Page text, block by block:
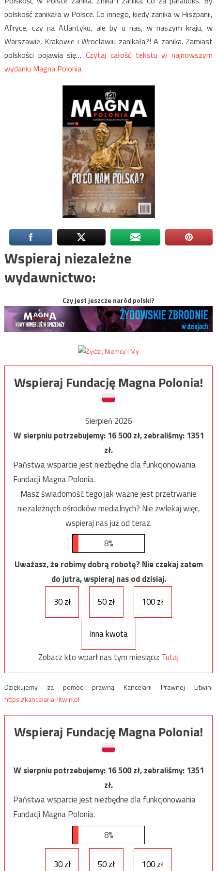
polskość zanikała w Polsce. Co innego, kiedy zanika w Hiszpanii,
Afryce, czy na Atlantyku, ale by u nas, w naszym kraju, w
Warszawie, Krakowie i Wrocławiu zanikała?! A zanika. Zamiast
polskości pojawia się…Czytaj całość tekstu w najnowszym
wydaniu Magna Polonia
Wspieraj niezależne
wydawnictwo:
Czy jest jeszcze naród polski?
Wspieraj Fundację Magna Polonia!
Sierpień 2026
W sierpniu potrzebujemy:16 500zł, zebraliśmy:1351
zł.
Państwa wsparcie jest niezbędne dla funkcjonowania
Fundacji Magna Polonia.
Masz świadomość tego jak ważne jest przetrwanie
niezależnych ośrodków medialnych? Nie zwlekaj więc,
wspieraj nas już od teraz.
8%
Uważasz, że robimy dobrą robotę? Nie czekaj zatem
do jutra, wspieraj nas od dzisiaj.
30 zł
50 zł 100 zł
Inna kwota
Zobacz kto wparł nas tym miesiącu: Tutaj
Dziękujemy za pomoc prawną Kancelarii Prawnej Litwin:
https://kancelaria-litwin.pl
Wspieraj Fundację Magna Polonia!
W sierpniu potrzebujemy:16 500zł, zebraliśmy:1351
zł.
Państwa wsparcie jest niezbędne dla funkcjonowania
Fundacji Magna Polonia.
8%
30 zł 50 zł 100 zł